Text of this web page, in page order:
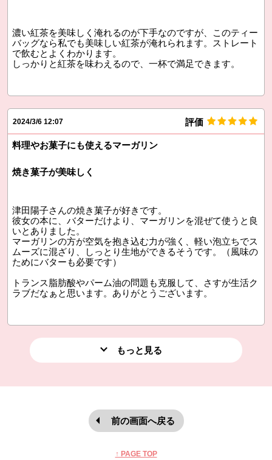
濃い紅茶を美味しく淹れるのが下手なのですが、このティー
バッグなら私でも美味しい紅茶が淹れられます。ストレート
で飲むとよくわかります。
しっかりと紅茶を味わえるので、一杯で満足できます。
2024/3/6 12:07 評価
料理やお菓子にも使えるマーガリン
焼き菓子が美味しく
津田陽子さんの焼き菓子が好きです。
彼女の本に、バターだけより、マーガリンを混ぜて使うと良
いとありました。
マーガリンの方が空気を抱き込む力が強く、軽い泡立ちでス
ムーズに混ざり、しっとり生地ができるそうです。（風味の
ためにバターも必要です）
トランス脂肪酸やパーム油の問題も克服して、さすが生活ク
ラブだなぁと思います。ありがとうございます。
もっと見る
前の画面へ戻る
↑ PAGE TOP